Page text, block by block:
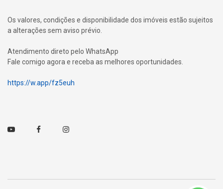
Os valores, condições e disponibilidade dos imóveis estão sujeitos
a alterações sem aviso prévio.
Atendimento direto pelo WhatsApp
Fale comigo agora e receba as melhores oportunidades.
https://w.app/fz5euh
Youtube FacebookInstagram